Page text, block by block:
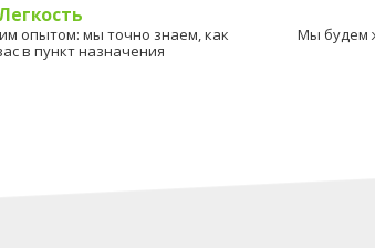
опытом: мы точно знаем, как
в пункт назначения
Мы будем